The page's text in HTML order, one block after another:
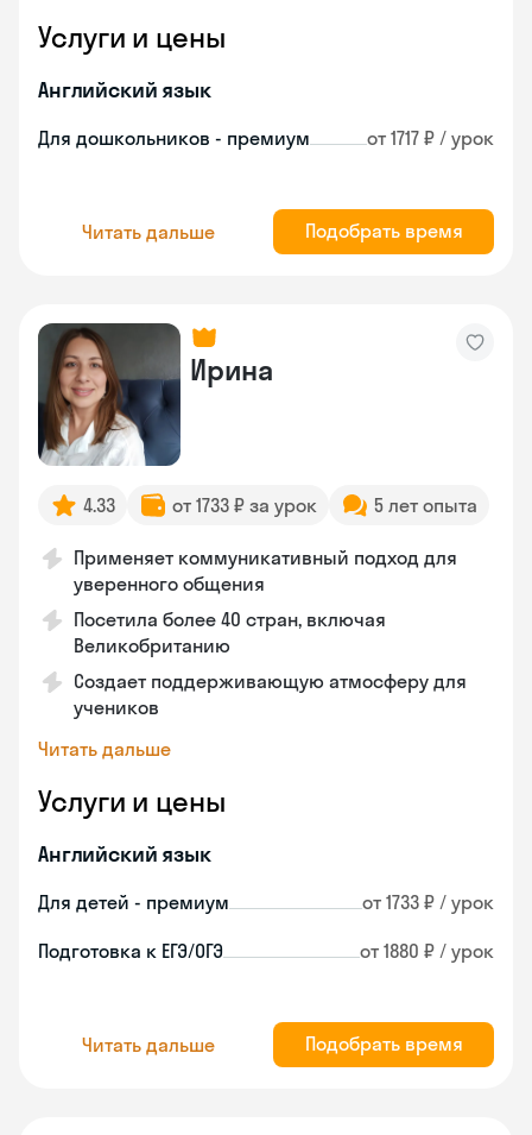
Услуги и цены
Английский язык
Для дошкольников - премиум от 1717 ₽ / урок
Читать дальше Подобрать время
Ирина
4.33 от 1733 ₽ за урок 5 лет опыта
Применяет коммуникативный подход для
уверенного общения
Посетила более 40 стран, включая
Великобританию
Создает поддерживающую атмосферу для
учеников
Читать дальше
Услуги и цены
Английский язык
Для детей - премиум от 1733 ₽ / урок
Подготовка к ЕГЭ/ОГЭ от 1880 ₽ / урок
Читать дальше Подобрать время